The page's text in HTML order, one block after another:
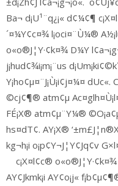
Ba¬ d¡U¹¨q¿¡« d¢¼¢¶
´¤¼Y¢c¤¾ l¡oci¤¨Ù¼®
o«o®J¦Y·¢k¤¾ D¼Y
j¡hud¢¾i¡m¡¨us
Y¡ho¢µ¤¨J¡Ù¡i¢j¤¼¤ dUc«.
©cj¢¶® atm¢µ
FÉ¡X® atm¢µ¨Y¼®
hs¤dT¢. AY¡X®
kg¬h¡i o¡p¢Y¬J¦Y¢Jq¢v
c¡X¤l¢c® o«o®J¦Y·¢k¤¾
AY¢Jkmk¡i AY¢o¡j«